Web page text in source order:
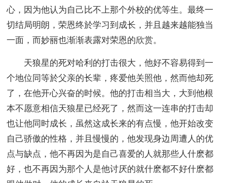
心，因为他认为自己比不上那个外校的优等生。最终一
切结局明朗，荣恩终於学习到成长，并且越来越能独当
一面，而妙丽也渐渐表露对荣恩的欣赏。
天狼星的死对哈利的打击很大，他好不容易得到一
个地位同等於父亲的长辈，疼爱他关照他，然而他却死
了，在他开心兴奋的时候。他的打击相当大，大到他根
本不愿意相信天狼星已经死了，然而这一连串的打击却
也让他同时成长，虽然这成长来的有点慢，他开始改变
自己骄傲的性格，并且慢慢的，他发现身边周遭人的优
点与缺点，他不再因为是自己喜爱的人就那些人什麽都
好，也不再因为那个人是他讨厌的就什麽都不好什麽都